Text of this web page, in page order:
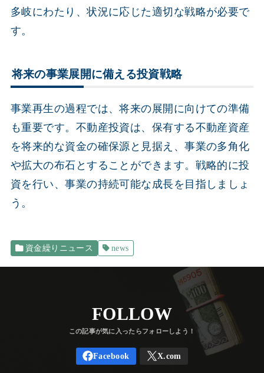
多岐にわたり、状況に応じた適切な戦略が必要で
す。
将来の事業展開に備える投資戦略
事業再生の過程では、将来の展開に向けての準備
も重要です。不動産投資は、保有する不動産資産
を将来的な資金の確保源と見据え、事業の多角化
や拡大の布石とすることができます。戦略的に投
資を行い、事業の持続可能な成長を目指しましょ
う。
資金繰りニュース news
FOLLOW